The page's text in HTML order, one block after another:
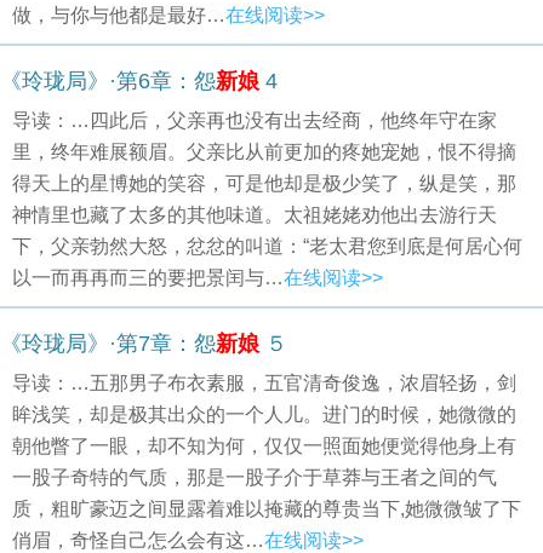
做，与你与他都是最好…在线阅读>>
《玲珑局》·第6章：怨新娘 4
导读：…四此后，父亲再也没有出去经商，他终年守在家
里，终年难展额眉。父亲比从前更加的疼她宠她，恨不得摘
得天上的星博她的笑容，可是他却是极少笑了，纵是笑，那
神情里也藏了太多的其他味道。太祖姥姥劝他出去游行天
下，父亲勃然大怒，忿忿的叫道：“老太君您到底是何居心何
以一而再再而三的要把景闰与…在线阅读>>
《玲珑局》·第7章：怨新娘 ５
导读：…五那男子布衣素服，五官清奇俊逸，浓眉轻扬，剑
眸浅笑，却是极其出众的一个人儿。进门的时候，她微微的
朝他瞥了一眼，却不知为何，仅仅一照面她便觉得他身上有
一股子奇特的气质，那是一股子介于草莽与王者之间的气
质，粗旷豪迈之间显露着难以掩藏的尊贵当下,她微微皱了下
俏眉，奇怪自己怎么会有这…在线阅读>>